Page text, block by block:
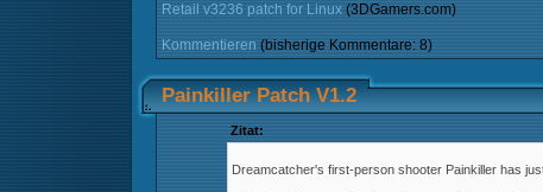
Retail v3236 patch for Linux (3DGamers.com)
Kommentieren (bisherige Kommentare: 8)
Painkiller Patch V1.2
Zitat:
Dreamcatcher's first-person shooter Painkiller has